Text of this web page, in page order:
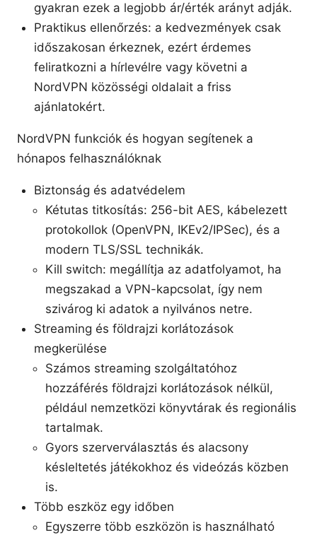
gyakran ezek a legjobb ár/érték arányt adják.
Praktikus ellenőrzés: a kedvezmények csak
időszakosan érkeznek, ezért érdemes
feliratkozni a hírlevélre vagy követni a
NordVPN közösségi oldalait a friss
ajánlatokért.
NordVPN funkciók és hogyan segítenek a
hónapos felhasználóknak
Biztonság és adatvédelem
Kétutas titkosítás: 256-bit AES, kábelezett
protokollok (OpenVPN, IKEv2/IPSec), és a
modern TLS/SSL technikák.
Kill switch: megállítja az adatfolyamot, ha
megszakad a VPN-kapcsolat, így nem
szivárog ki adatok a nyilvános netre.
Streaming és földrajzi korlátozások
megkerülése
Számos streaming szolgáltatóhoz
hozzáférés földrajzi korlátozások nélkül,
például nemzetközi könyvtárak és regionális
tartalmak.
Gyors szerverválasztás és alacsony
késleltetés játékokhoz és videózás közben
is.
Több eszköz egy időben
Egyszerre több eszközön is használható